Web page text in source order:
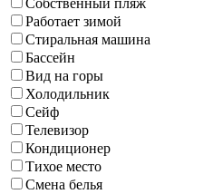
Работает зимой
Стиральная машина
Бассейн
Вид на горы
Холодильник
Сейф
Телевизор
Кондиционер
Тихое место
Смена белья